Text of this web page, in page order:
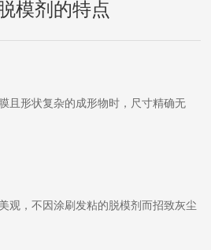
模剂的特点
形状复杂的成形物时，尺寸精确无
，不因涂刷发粘的脱模剂而招致灰尘